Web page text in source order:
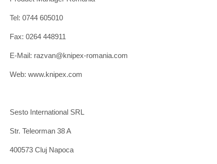
Tel: 0744 605010
Fax: 0264 448911
E-Mail: razvan@knipex-romania.com
Web: www.knipex.com
Sesto International SRL
Str. Teleorman 38 A
400573 Cluj Napoca